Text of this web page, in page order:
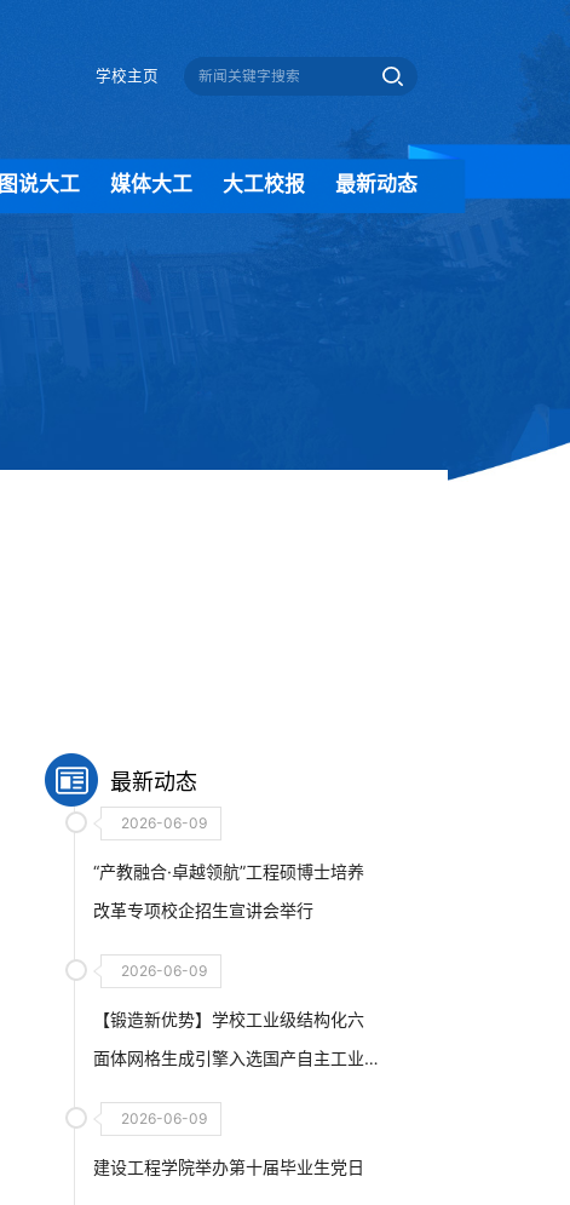
学校主页
图说大工 媒体大工 大工校报 最新动态
最新动态
2026-06-09
“产教融合·卓越领航”工程硕博士培养
改革专项校企招生宣讲会举行
2026-06-09
【锻造新优势】学校工业级结构化六
面体网格生成引擎入选国产自主工业
2026-06-09
建设工程学院举办第十届毕业生党日